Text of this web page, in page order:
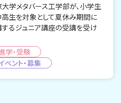
学メタバース工学部が、小学生
高生を対象として夏休み期間に
するジュニア講座の受講を受け
学・受験
ベント・募集